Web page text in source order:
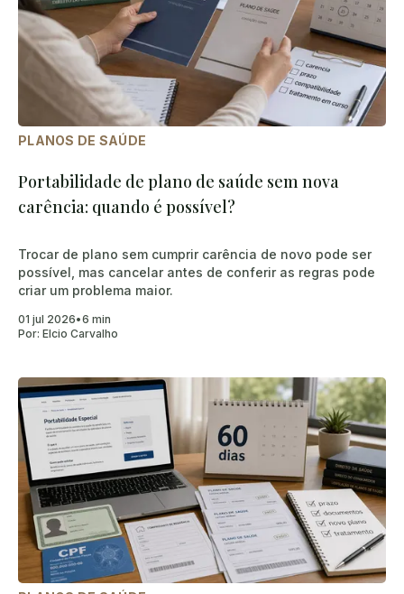
PLANOS DE SAÚDE
Portabilidade de plano de saúde sem nova
carência: quando é possível?
Trocar de plano sem cumprir carência de novo pode ser
possível, mas cancelar antes de conferir as regras pode
criar um problema maior.
01 jul 2026•6 min
Por: Elcio Carvalho